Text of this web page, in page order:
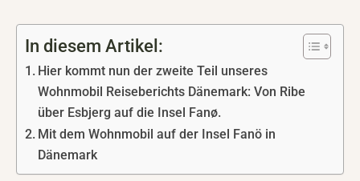
In diesem Artikel:
Hier kommt nun der zweite Teil unseres
Wohnmobil Reiseberichts Dänemark: Von Ribe
über Esbjerg auf die Insel Fanø.
Mit dem Wohnmobil auf der Insel Fanö in
Dänemark